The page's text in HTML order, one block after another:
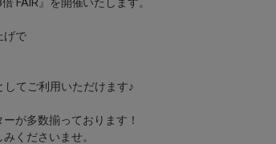
げで
てご利用いただけます♪
が多数揃っております！
くださいませ。